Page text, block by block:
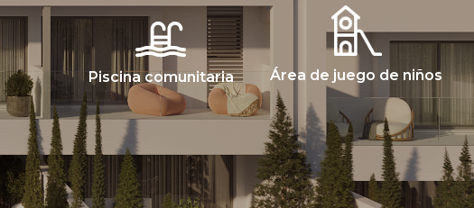
Piscina comunitaria Área de juego de niños